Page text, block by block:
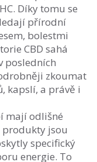
Díky tomu se
přírodní
bolestmi
CBD sahá
posledních
zkoumat
kapslí, a právě i
mají odlišné
produkty jsou
specifický
energie. To